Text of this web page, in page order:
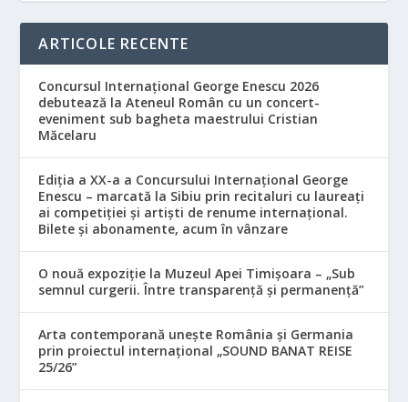
ARTICOLE RECENTE
Concursul Internațional George Enescu 2026
debutează la Ateneul Român cu un concert-
eveniment sub bagheta maestrului Cristian
Măcelaru
Ediția a XX-a a Concursului Internațional George
Enescu – marcată la Sibiu prin recitaluri cu laureați
ai competiției și artiști de renume internațional.
Bilete și abonamente, acum în vânzare
O nouă expoziție la Muzeul Apei Timișoara – „Sub
semnul curgerii. Între transparență și permanență”
Arta contemporană unește România și Germania
prin proiectul internațional „SOUND BANAT REISE
25/26”